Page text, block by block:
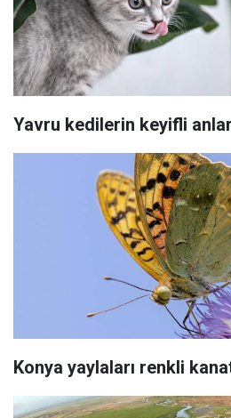
Yavru kedilerin keyifli
Konya yaylaları renkli